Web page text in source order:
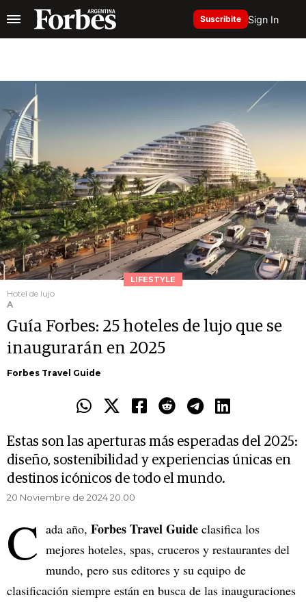
Suscribite Sign In
LIFESTYLE
Hotel de lujo
A
Guía Forbes: 25 hoteles de lujo que se
inaugurarán en 2025
Forbes Travel Guide
Estas son las aperturas más esperadas del 2025:
diseño, sostenibilidad y experiencias únicas en
destinos icónicos de todo el mundo.
20 Noviembre de 2024 20.00
C ada año, Forbes Travel Guide clasifica los
mejores hoteles, spas, cruceros y restaurantes del
mundo, pero sus editores y su equipo de
clasificación siempre están en busca de las inauguraciones